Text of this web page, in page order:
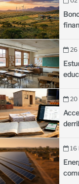
26
20
16